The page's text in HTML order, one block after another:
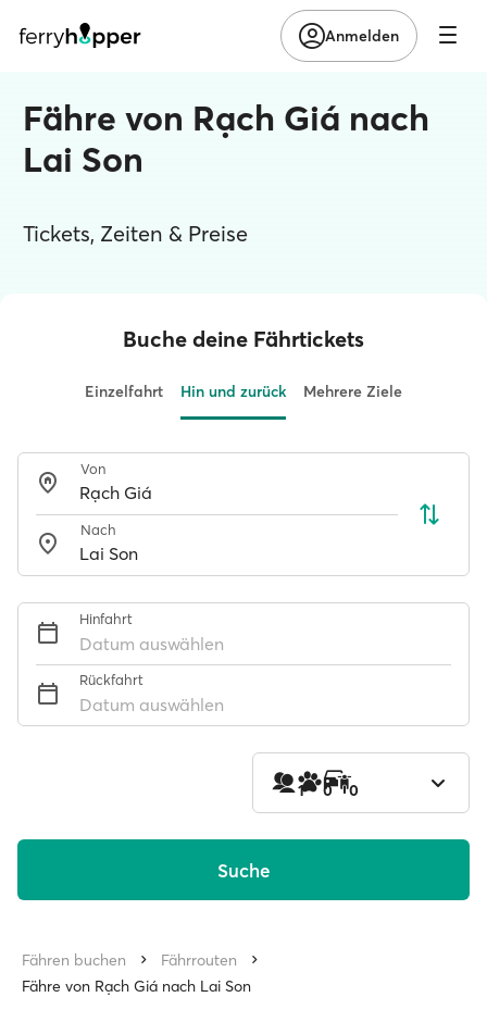
Anmelden
Fähre von Rạch Giá nach
Lai Son
Tickets, Zeiten & Preise
Buche deine Fährtickets
Einzelfahrt Hin und zurück Mehrere Ziele
Von
Nach
Hinfahrt
Datum auswählen
Rückfahrt
Datum auswählen
1 0 0
Suche
Fähren buchen
Fährrouten
Fähre von Rạch Giá nach Lai Son